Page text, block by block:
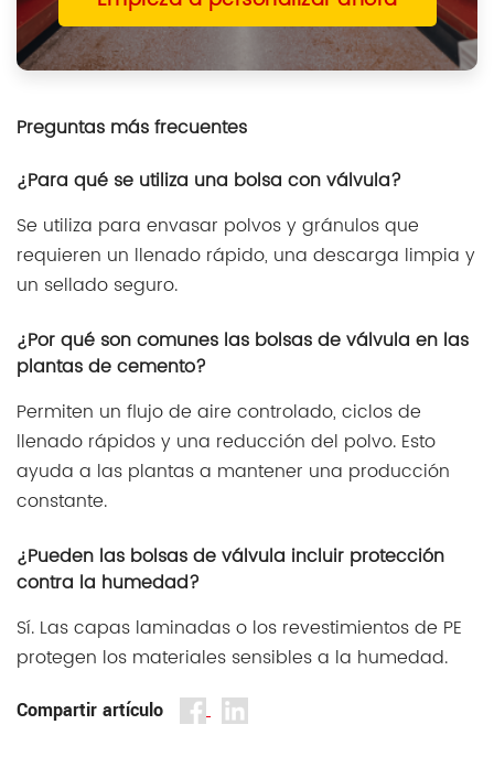
Preguntas más frecuentes
¿Para qué se utiliza una bolsa con válvula?
Se utiliza para envasar polvos y gránulos que
requieren un llenado rápido, una descarga limpia y
un sellado seguro.
¿Por qué son comunes las bolsas de válvula en las
plantas de cemento?
Permiten un flujo de aire controlado, ciclos de
llenado rápidos y una reducción del polvo. Esto
ayuda a las plantas a mantener una producción
constante.
¿Pueden las bolsas de válvula incluir protección
contra la humedad?
Sí. Las capas laminadas o los revestimientos de PE
protegen los materiales sensibles a la humedad.
Compartir artículo